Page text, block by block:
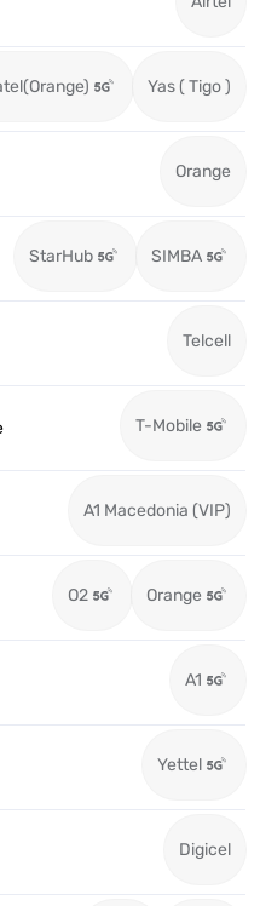
Yas ( Tigo )
Orange
StarHub SIMBA
Telcell
T-Mobile
A1 Macedonia (VIP)
O2 Orange
A1
Yettel
Digicel